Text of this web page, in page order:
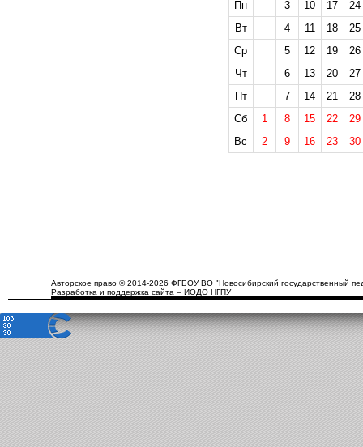
Пн
3 10 17
24
Вт
4 11 18
25
Ср
5 12 19
26
Чт
6 13 20
27
Пт
7 14 21
28
Сб
1 8 15 22
29
Вс
2 9 16 23 30
Авторское право © 2014-2026 ФГБОУ ВО "Новосибирский государственный
Разработка и поддержка сайта – ИОДО НГПУ